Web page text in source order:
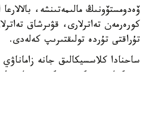
ۆەدومستۆونىڭ مالىمەتىنشە،
كورەرمەن تەاترلارى، قۋىرشاق
تۇراقتى تۇردە تولىقتىرىپ كەلەدى.
ساحنادا كلاسسيكالىق جانە زاماناۋي